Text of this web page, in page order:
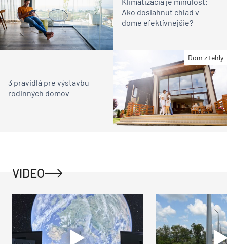
Ako dosiahnuť chlad v
dome efektívnejšie?
Dom z tehly
3 pravidlá pre výstavbu
rodinných domov
VIDEO